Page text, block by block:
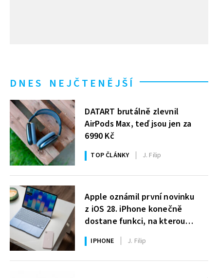
DNES NEJČTENĚJŠÍ
DATART brutálně zlevnil
AirPods Max, teď jsou jen za
6990 Kč
TOP ČLÁNKY J. Filip
Apple oznámil první novinku
z iOS 28. iPhone konečně
dostane funkci, na kterou
uživatelé Windows čekají roky
IPHONE J. Filip